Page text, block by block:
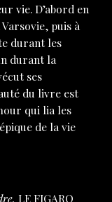
vie. D’abord en
puis à
durant les
durant la
ses
du livre est
qui lia les
de la vie
LE FIGARO